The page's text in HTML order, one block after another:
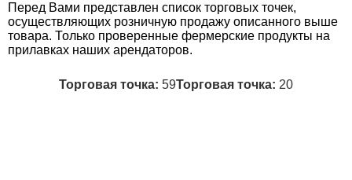
Перед Вами представлен список торговых точек,
осуществляющих розничную продажу описанного выше
товара. Только проверенные фермерские продукты на
прилавках наших арендаторов.
Торговая точка: 59Торговая точка: 20